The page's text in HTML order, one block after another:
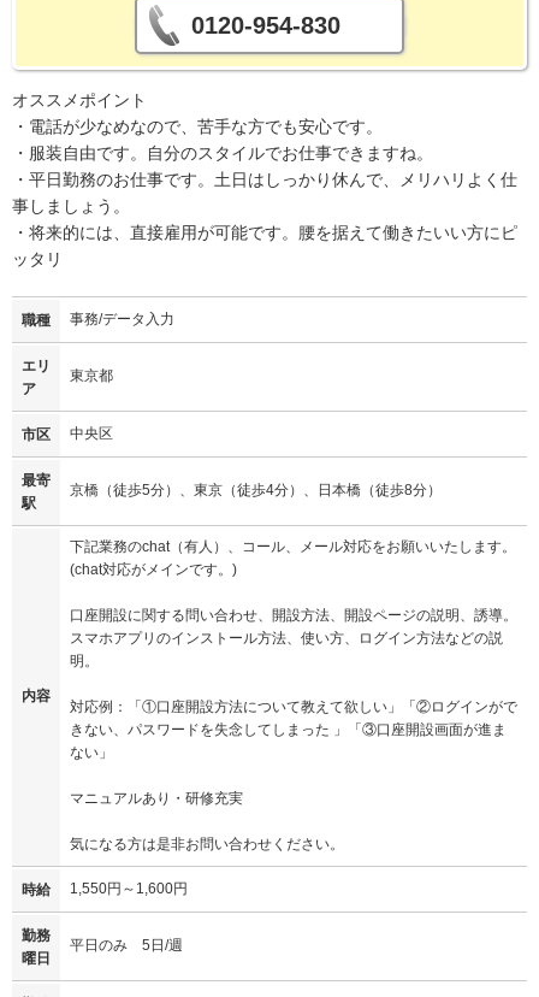
0120-954-830
オススメポイント
・電話が少なめなので、苦手な方でも安心です。
・服装自由です。自分のスタイルでお仕事できますね。
・平日勤務のお仕事です。土日はしっかり休んで、メリハリよく仕
事しましょう。
・将来的には、直接雇用が可能です。腰を据えて働きたいい方にピ
ッタリ
職種 事務/データ入力
エリ
ア
東京都
市区 中央区
最寄
駅
京橋（徒歩5分）、東京（徒歩4分）、日本橋（徒歩8分）
内容
下記業務のchat（有人）、コール、メール対応をお願いいたします。
(chat対応がメインです。)
口座開設に関する問い合わせ、開設方法、開設ページの説明、誘導。
スマホアプリのインストール方法、使い方、ログイン方法などの説
明。
対応例：「①口座開設方法について教えて欲しい」「②ログインがで
きない、パスワードを失念してしまった 」「③口座開設画面が進ま
ない」
マニュアルあり・研修充実
気になる方は是非お問い合わせください。
時給 1,550円～1,600円
勤務
曜日
平日のみ 5日/週